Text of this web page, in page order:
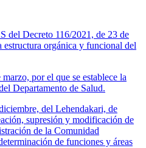
Decreto 116/2021, de 23 de
estructura orgánica y funcional del
por el que se establece la
Departamento de Salud.
del Lehendakari, de
supresión y modificación de
de la Comunidad
de funciones y áreas